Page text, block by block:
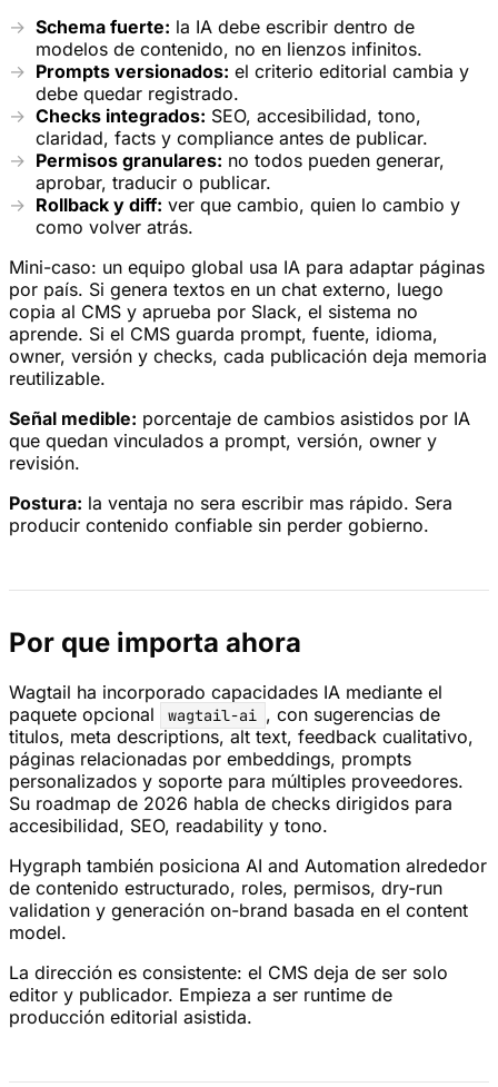
Schema fuerte: la IA debe escribir dentro de
modelos de contenido, no en lienzos infinitos.
Prompts versionados: el criterio editorial cambia y
debe quedar registrado.
Checks integrados: SEO, accesibilidad, tono,
claridad, facts y compliance antes de publicar.
Permisos granulares: no todos pueden generar,
aprobar, traducir o publicar.
Rollback y diff: ver que cambio, quien lo cambio y
como volver atrás.
Mini-caso: un equipo global usa IA para adaptar páginas
por país. Si genera textos en un chat externo, luego
copia al CMS y aprueba por Slack, el sistema no
aprende. Si el CMS guarda prompt, fuente, idioma,
owner, versión y checks, cada publicación deja memoria
reutilizable.
Señal medible: porcentaje de cambios asistidos por IA
que quedan vinculados a prompt, versión, owner y
revisión.
Postura: la ventaja no sera escribir mas rápido. Sera
producir contenido confiable sin perder gobierno.
Por que importa ahora
Wagtail ha incorporado capacidades IA mediante el
paquete opcional
wagtail-ai , con sugerencias de
titulos, meta descriptions, alt text, feedback cualitativo,
páginas relacionadas por embeddings, prompts
personalizados y soporte para múltiples proveedores.
Su roadmap de 2026 habla de checks dirigidos para
accesibilidad, SEO, readability y tono.
Hygraph también posiciona AI and Automation alrededor
de contenido estructurado, roles, permisos, dry-run
validation y generación on-brand basada en el content
model.
La dirección es consistente: el CMS deja de ser solo
editor y publicador. Empieza a ser runtime de
producción editorial asistida.